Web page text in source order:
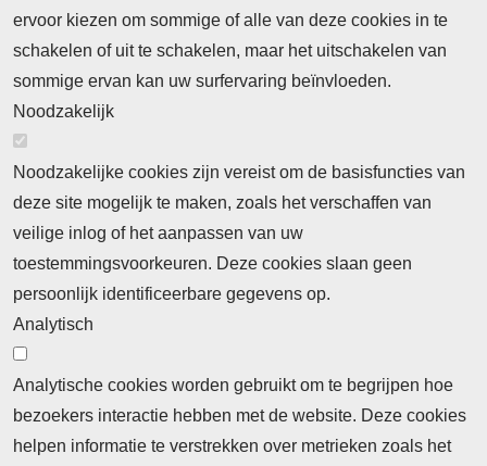
ervoor kiezen om sommige of alle van deze cookies in te
schakelen of uit te schakelen, maar het uitschakelen van
sommige ervan kan uw surfervaring beïnvloeden.
Noodzakelijk
Noodzakelijke cookies zijn vereist om de basisfuncties van
deze site mogelijk te maken, zoals het verschaffen van
veilige inlog of het aanpassen van uw
toestemmingsvoorkeuren. Deze cookies slaan geen
persoonlijk identificeerbare gegevens op.
Analytisch
Analytische cookies worden gebruikt om te begrijpen hoe
bezoekers interactie hebben met de website. Deze cookies
helpen informatie te verstrekken over metrieken zoals het
Neem contact op
Algemene Leveringsvoorwaarden
Cookieverklaring
Privacyverklaring
Abonnementinformatie Inlogprocedure
Nieuws
Laatste nieuws
Meld u aan voor onze nieuwsbrief
Ontvang 2 keer per maand de nieuwsbrief met
persberichten, actualiteiten, nieuws en personalia uit het